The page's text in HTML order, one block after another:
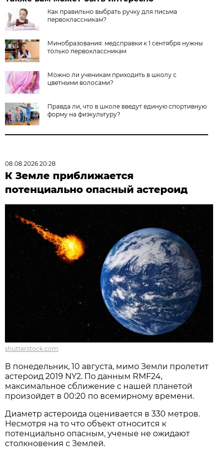
Как правильно выбрать ручку для письма
первоклассникам?
Минобразования: медсправки к 1 сентября нужны
только первоклассникам
Можно ли ученикам приходить в школу с
цветными волосами?
Правда ли, что в школе введут единую спортивную
форму на физкультуру?
08.08.2026 20:28
К Земле приближается
потенциально опасный астероид
shutterstock.com
В понедельник, 10 августа, мимо Земли пролетит
астероид 2019 NY2. По данным RMF24,
максимальное сближение с нашей планетой
произойдет в 00:20 по всемирному времени.
Диаметр астероида оценивается в 330 метров.
Несмотря на то что объект относится к
потенциально опасным, ученые не ожидают
столкновения с Землей.